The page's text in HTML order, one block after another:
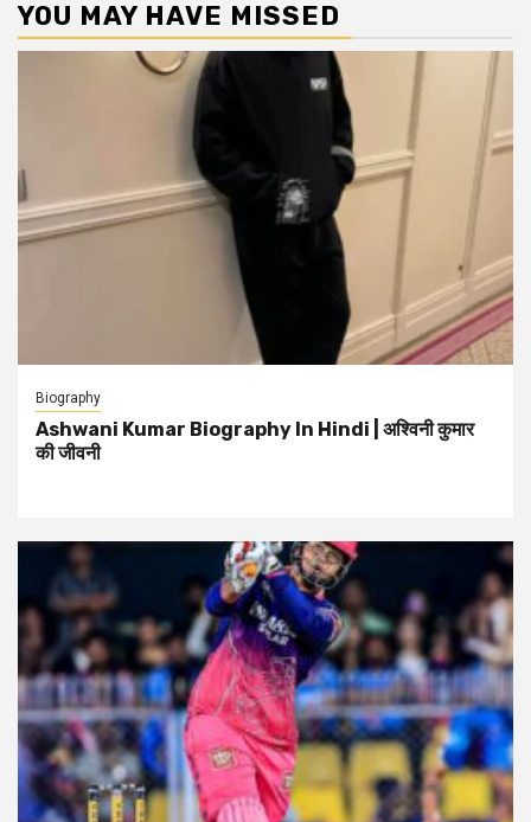
YOU MAY HAVE MISSED
Biography
Ashwani Kumar Biography In Hindi | अश्विनी कुमार
की जीवनी